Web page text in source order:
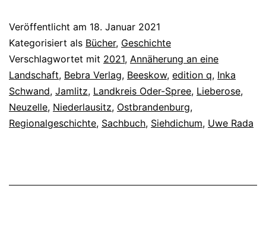
Veröffentlicht am 18. Januar 2021
Kategorisiert als Bücher, Geschichte
Verschlagwortet mit 2021, Annäherung an eine
Landschaft, Bebra Verlag, Beeskow, edition q, Inka
Schwand, Jamlitz, Landkreis Oder-Spree, Lieberose,
Neuzelle, Niederlausitz, Ostbrandenburg,
Regionalgeschichte, Sachbuch, Siehdichum, Uwe Rada